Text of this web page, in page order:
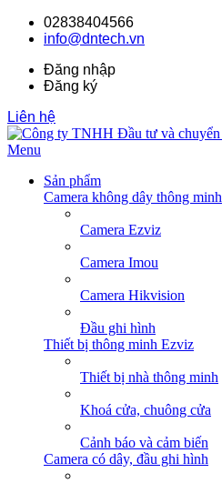
02838404566
info@dntech.vn
Đăng nhập
Đăng ký
Liên hệ
Menu
Sản phẩm
Camera không dây thông minh
Camera Ezviz
Camera Imou
Camera Hikvision
Đầu ghi hình
Thiết bị thông minh Ezviz
Thiết bị nhà thông minh
Khoá cửa, chuông cửa
Cảnh báo và cảm biến
Camera có dây, đầu ghi hình